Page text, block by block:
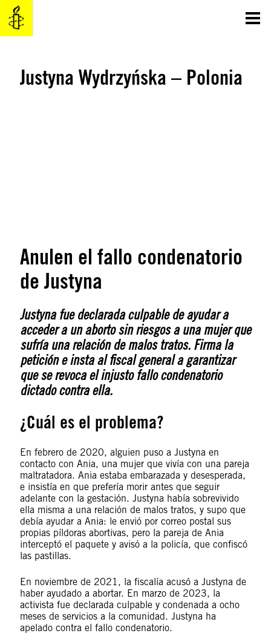
Saltar
contenido
Justyna Wydrzyńska – Polonia
Anulen el fallo condenatorio
de Justyna
Justyna fue declarada culpable de ayudar a
acceder a un aborto sin riesgos a una mujer que
sufría una relación de malos tratos. Firma la
petición e insta al fiscal general a garantizar
que se revoca el injusto fallo condenatorio
dictado contra ella.
¿Cuál es el problema?
En febrero de 2020, alguien puso a Justyna en
contacto con Ania, una mujer que vivía con una pareja
maltratadora. Ania estaba embarazada y desesperada,
e insistía en que prefería morir antes que seguir
adelante con la gestación. Justyna había sobrevivido
ella misma a una relación de malos tratos, y supo que
debía ayudar a Ania: le envió por correo postal sus
propias píldoras abortivas, pero la pareja de Ania
interceptó el paquete y avisó a la policía, que confiscó
las pastillas.
En noviembre de 2021, la fiscalía acusó a Justyna de
haber ayudado a abortar. En marzo de 2023, la
activista fue declarada culpable y condenada a ocho
meses de servicios a la comunidad. Justyna ha
apelado contra el fallo condenatorio.